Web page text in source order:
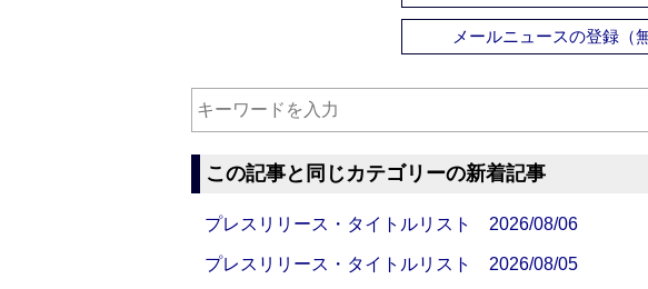
メールニュースの登録（
この記事と同じカテゴリーの新着記事
プレスリリース・タイトルリスト 2026/08/06
プレスリリース・タイトルリスト 2026/08/05